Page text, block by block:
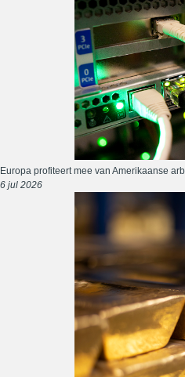
Europa profiteert mee van Amerikaanse
6 jul 2026